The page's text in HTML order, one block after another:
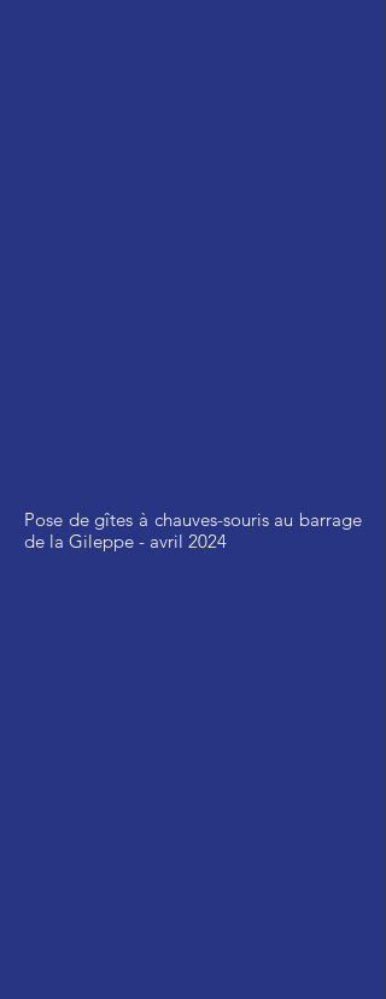
Pose de gîtes à chauves-souris au barrage
de la Gileppe - avril 2024